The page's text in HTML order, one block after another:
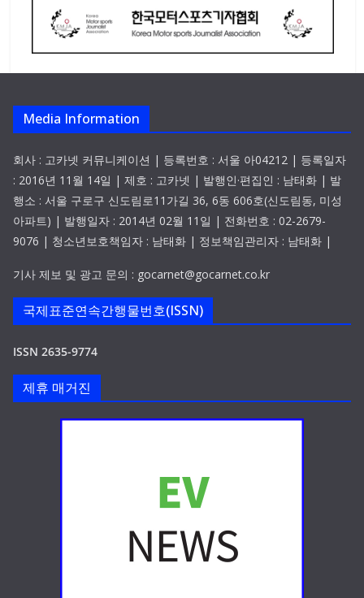
Media Information
회사 : 고카넷 커뮤니케이션 | 등록번호 : 서울 아04212 | 등록일자
: 2016년 11월 14일 | 제호 : 고카넷 | 발행인·편집인 : 남태화 | 발
행소 : 서울 구로구 신도림로11가길 36, 6동 606호(신도림동, 미성
아파트) | 발행일자 : 2014년 02월 11일 | 전화번호 : 02-2679-
9076 | 청소년보호책임자 : 남태화 | 정보책임관리자 : 남태화 |
기사 제보 및 광고 문의 : gocarnet@gocarnet.co.kr
국제표준연속간행물번호(ISSN)
ISSN 2635-9774
제휴 매거진